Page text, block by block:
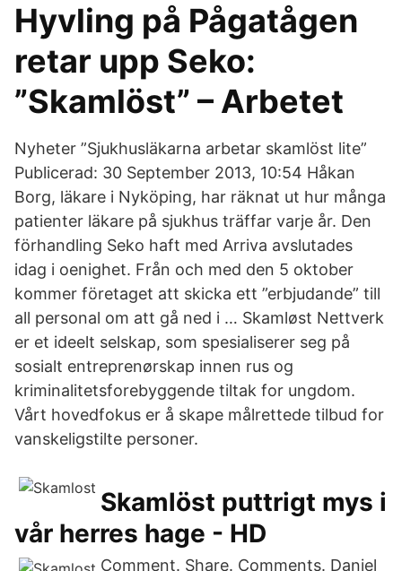
Hyvling på Pågatågen
retar upp Seko:
”Skamlöst” – Arbetet
Nyheter ”Sjukhusläkarna arbetar skamlöst lite”
Publicerad: 30 September 2013, 10:54 Håkan
Borg, läkare i Nyköping, har räknat ut hur många
patienter läkare på sjukhus träffar varje år. Den
förhandling Seko haft med Arriva avslutades
idag i oenighet. Från och med den 5 oktober
kommer företaget att skicka ett ”erbjudande” till
all personal om att gå ned i … Skamløst Nettverk
er et ideelt selskap, som spesialiserer seg på
sosialt entreprenørskap innen rus og
kriminalitetsforebyggende tiltak for ungdom.
Vårt hovedfokus er å skape målrettede tilbud for
vanskeligstilte personer.
Skamlöst puttrigt mys i
vår herres hage - HD
Comment. Share. Comments. Daniel